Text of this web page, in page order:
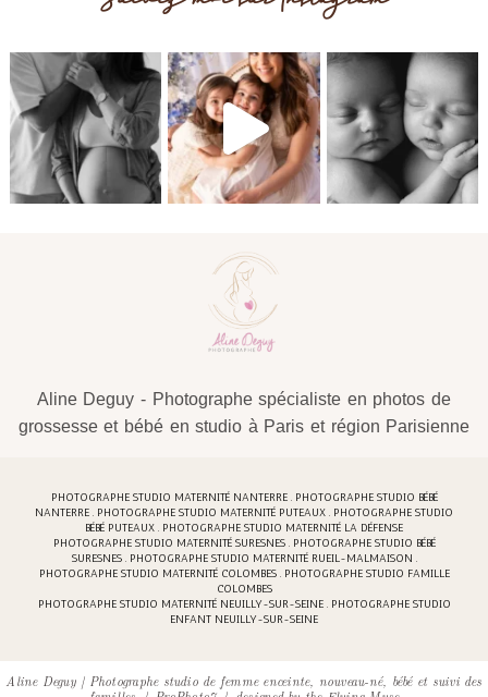
Aline Deguy - Photographe spécialiste en photos de
grossesse et bébé en studio à Paris et région Parisienne
PHOTOGRAPHE STUDIO MATERNITÉ NANTERRE . PHOTOGRAPHE STUDIO BÉBÉ
NANTERRE . PHOTOGRAPHE STUDIO MATERNITÉ PUTEAUX . PHOTOGRAPHE STUDIO
BÉBÉ PUTEAUX . PHOTOGRAPHE STUDIO MATERNITÉ LA DÉFENSE
PHOTOGRAPHE STUDIO MATERNITÉ SURESNES . PHOTOGRAPHE STUDIO BÉBÉ
SURESNES . PHOTOGRAPHE STUDIO MATERNITÉ RUEIL-MALMAISON .
PHOTOGRAPHE STUDIO MATERNITÉ COLOMBES . PHOTOGRAPHE STUDIO FAMILLE
COLOMBES
PHOTOGRAPHE STUDIO MATERNITÉ NEUILLY-SUR-SEINE . PHOTOGRAPHE STUDIO
ENFANT NEUILLY-SUR-SEINE
Aline Deguy | Photographe studio de femme enceinte, nouveau-né, bébé et suivi des